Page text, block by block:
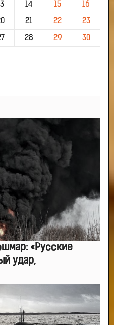
14 15 16
21 22 23
28 29 30
«Русские
удар,